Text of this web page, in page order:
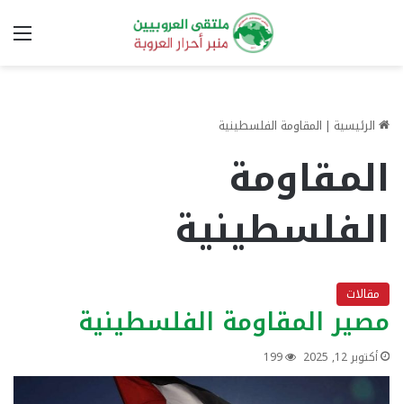
الرئيسية | المقاومة الفلسطينية
المقاومة
الفلسطينية
مقالات
مصير المقاومة الفلسطينية
أكتوبر 12, 2025 199